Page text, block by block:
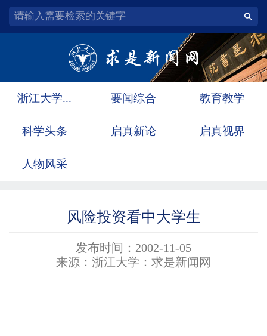
浙江大学... 要闻综合 教育教学
科学头条 启真新论 启真视界
人物风采
风险投资看中大学生
发布时间：2002-11-05
来源：浙江大学：求是新闻网